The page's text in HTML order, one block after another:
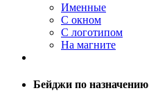
Именные
С окном
С логотипом
На магните
Бейджи по назначению